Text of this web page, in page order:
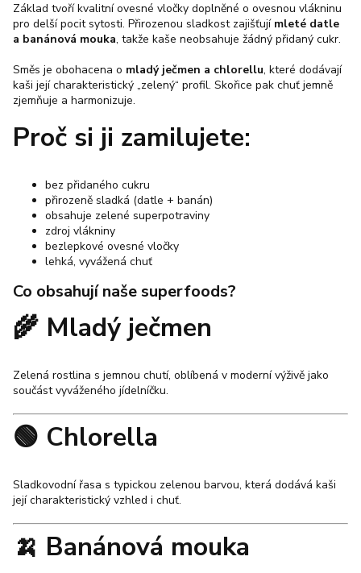
Základ tvoří kvalitní ovesné vločky doplněné o ovesnou vlákninu
pro delší pocit sytosti. Přirozenou sladkost zajišťují mleté datle
a banánová mouka, takže kaše neobsahuje žádný přidaný cukr.
Směs je obohacena o mladý ječmen a chlorellu, které dodávají
kaši její charakteristický „zelený“ profil. Skořice pak chuť jemně
zjemňuje a harmonizuje.
Proč si ji zamilujete:
bez přidaného cukru
přirozeně sladká (datle + banán)
obsahuje zelené superpotraviny
zdroj vlákniny
bezlepkové ovesné vločky
lehká, vyvážená chuť
Co obsahují naše superfoods?
🌾 Mladý ječmen
Zelená rostlina s jemnou chutí, oblíbená v moderní výživě jako
součást vyváženého jídelníčku.
🟢 Chlorella
Sladkovodní řasa s typickou zelenou barvou, která dodává kaši
její charakteristický vzhled i chuť.
🍌 Banánová mouka